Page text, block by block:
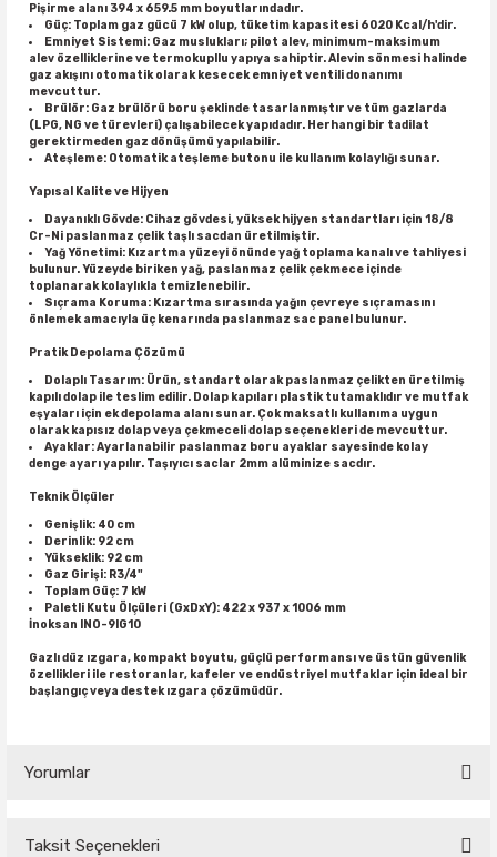
Pişirme alanı 394 x 659.5 mm boyutlarındadır.
Güç: Toplam gaz gücü 7 kW olup, tüketim kapasitesi 6020 Kcal/h'dir.
Emniyet Sistemi: Gaz muslukları; pilot alev, minimum-maksimum
alev özelliklerine ve termokupllu yapıya sahiptir. Alevin sönmesi halinde
gaz akışını otomatik olarak kesecek emniyet ventili donanımı
mevcuttur.
Brülör: Gaz brülörü boru şeklinde tasarlanmıştır ve tüm gazlarda
(LPG, NG ve türevleri) çalışabilecek yapıdadır. Herhangi bir tadilat
gerektirmeden gaz dönüşümü yapılabilir.
Ateşleme: Otomatik ateşleme butonu ile kullanım kolaylığı sunar.
Yapısal Kalite ve Hijyen
Dayanıklı Gövde: Cihaz gövdesi, yüksek hijyen standartları için 18/8
Cr-Ni paslanmaz çelik taşlı sacdan üretilmiştir.
Yağ Yönetimi: Kızartma yüzeyi önünde yağ toplama kanalı ve tahliyesi
bulunur. Yüzeyde biriken yağ, paslanmaz çelik çekmece içinde
toplanarak kolaylıkla temizlenebilir.
Sıçrama Koruma: Kızartma sırasında yağın çevreye sıçramasını
önlemek amacıyla üç kenarında paslanmaz sac panel bulunur.
Pratik Depolama Çözümü
Dolaplı Tasarım: Ürün, standart olarak paslanmaz çelikten üretilmiş
kapılı dolap ile teslim edilir. Dolap kapıları plastik tutamaklıdır ve mutfak
eşyaları için ek depolama alanı sunar. Çok maksatlı kullanıma uygun
olarak kapısız dolap veya çekmeceli dolap seçenekleri de mevcuttur.
Ayaklar: Ayarlanabilir paslanmaz boru ayaklar sayesinde kolay
denge ayarı yapılır. Taşıyıcı saclar 2mm alüminize sacdır.
Teknik Ölçüler
Genişlik: 40 cm
Derinlik: 92 cm
Yükseklik: 92 cm
Gaz Girişi: R3/4"
Toplam Güç: 7 kW
Paletli Kutu Ölçüleri (GxDxY): 422 x 937 x 1006 mm
İnoksan INO-9IG10
Gazlı düz ızgara, kompakt boyutu, güçlü performansı ve üstün güvenlik
özellikleri ile restoranlar, kafeler ve endüstriyel mutfaklar için ideal bir
başlangıç veya destek ızgara çözümüdür.
Yorumlar
Taksit Seçenekleri